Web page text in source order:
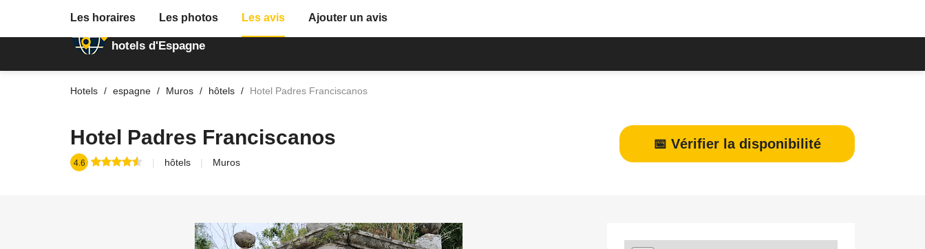
Annuaire des
hotels d'Espagne
Hotels espagne Muros hôtels Hotel Padres Franciscanos
Hotel Padres Franciscanos
4.6 hôtels Muros
📅 Vérifier la disponibilité
Les horaires Les photos Les avis Ajouter un avis